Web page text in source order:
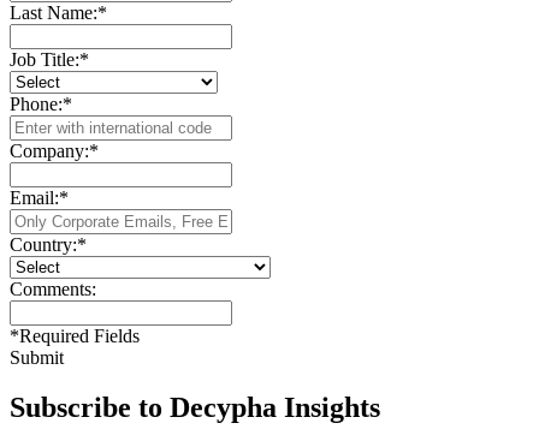
Last Name:*
Job Title:*
Phone:*
Company:*
Email:*
Country:*
Comments:
*Required Fields
Submit
Subscribe to Decypha Insights